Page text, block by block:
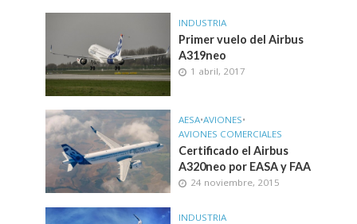
INDUSTRIA
Primer vuelo del Airbus
A319neo
1 abril, 2017
AESA•AVIONES•
AVIONES COMERCIALES
Certificado el Airbus
A320neo por EASA y FAA
24 noviembre, 2015
INDUSTRIA